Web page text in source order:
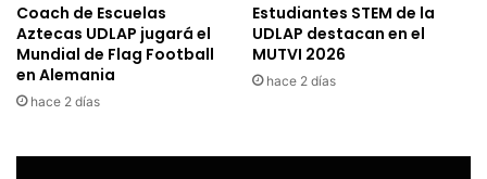
Coach de Escuelas
Aztecas UDLAP jugará el
Mundial de Flag Football
en Alemania
hace 2 días
Estudiantes STEM de la
UDLAP destacan en el
MUTVI 2026
hace 2 días